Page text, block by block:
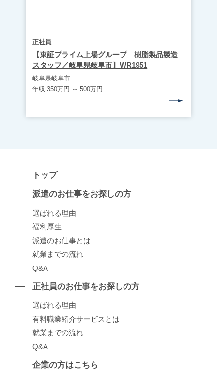
正社員
【東証プライム上場グループ 樹脂製品製造
スタッフ／岐阜県岐阜市】WR1951
岐阜県岐阜市
年収 350万円 ～ 500万円
トップ
派遣のお仕事をお探しの⽅
選ばれる理由
福利厚生
派遣のお仕事とは
就業までの流れ
Q&A
正社員のお仕事をお探しの⽅
選ばれる理由
有料職業紹介サービスとは
就業までの流れ
Q&A
企業の⽅はこちら